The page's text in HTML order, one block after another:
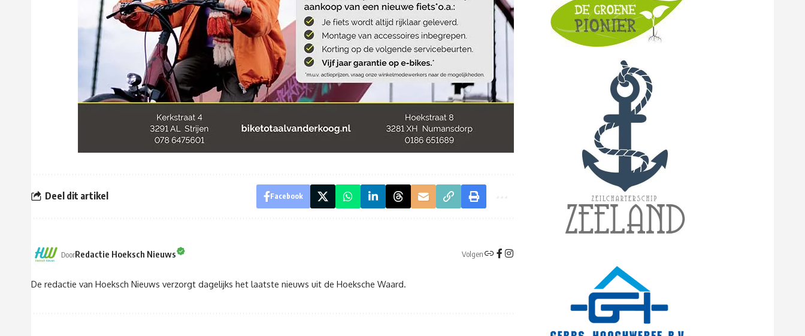
Deel dit artikel Facebook
DoorRedactie Hoeksch Nieuws Volgen
De redactie van Hoeksch Nieuws verzorgt dagelijks het laatste nieuws uit de Hoeksche Waard.